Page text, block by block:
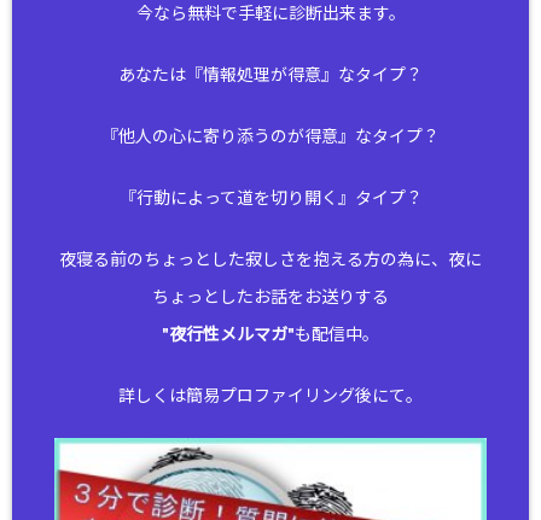
今なら無料で手軽に診断出来ます。
あなたは『情報処理が得意』なタイプ？
『他人の心に寄り添うのが得意』なタイプ？
『行動によって道を切り開く』タイプ？
夜寝る前のちょっとした寂しさを抱える方の為に、夜に
ちょっとしたお話をお送りする
"夜行性メルマガ"も配信中。
詳しくは簡易プロファイリング後にて。